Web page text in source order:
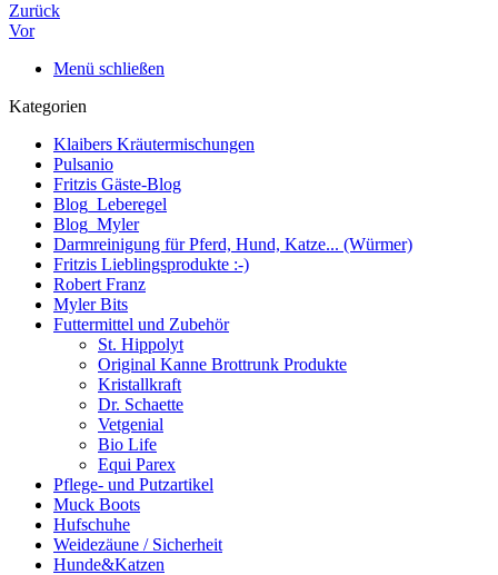
Zurück
Vor
Menü schließen
Kategorien
Klaibers Kräutermischungen
Pulsanio
Fritzis Gäste-Blog
Blog_Leberegel
Blog_Myler
Darmreinigung für Pferd, Hund, Katze... (Würmer)
Fritzis Lieblingsprodukte :-)
Robert Franz
Myler Bits
Futtermittel und Zubehör
St. Hippolyt
Original Kanne Brottrunk Produkte
Kristallkraft
Dr. Schaette
Vetgenial
Bio Life
Equi Parex
Pflege- und Putzartikel
Muck Boots
Hufschuhe
Weidezäune / Sicherheit
Hunde&Katzen